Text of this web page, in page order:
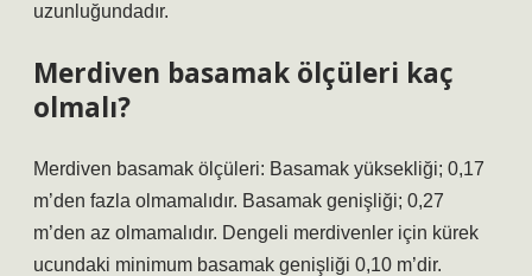
uzunluğundadır.
Merdiven basamak ölçüleri kaç
olmalı?
Merdiven basamak ölçüleri: Basamak yüksekliği; 0,17
m’den fazla olmamalıdır. Basamak genişliği; 0,27
m’den az olmamalıdır. Dengeli merdivenler için kürek
ucundaki minimum basamak genişliği 0,10 m’dir.